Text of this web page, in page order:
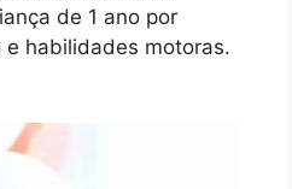
de 1 ano por
habilidades motoras.